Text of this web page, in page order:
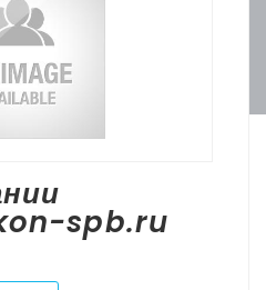
spb.ru